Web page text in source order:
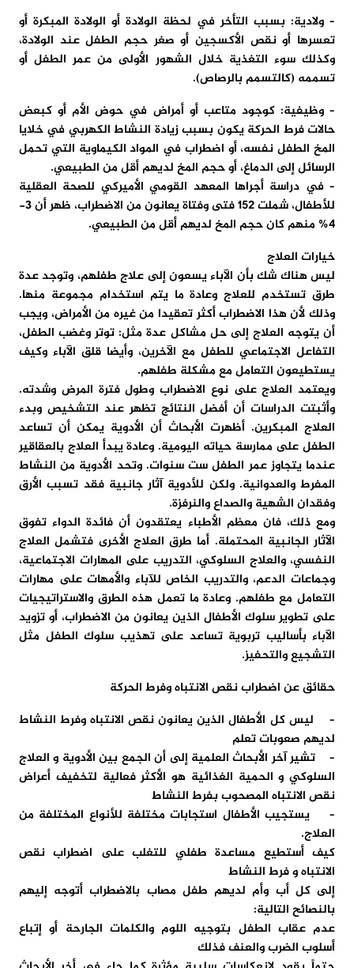
– ولادية: بسبب التأخر في لحظة الولادة أو الولادة المبكرة أو
تعسرها أو نقص الأكسجين أو صغر حجم الطفل عند الولادة،
وكذلك سوء التغذية خلال الشهور الأولى من عمر الطفل أو
تسممه (كالتسمم بالرصاص).
– وظيفية: كوجود متاعب أو أمراض في حوض الأم أو كبعض
حالات فرط الحركة يكون بسبب زيادة النشاط الكهربي في خلايا
المخ الطفل نفسه، أو اضطراب في المواد الكيماوية التي تحمل
الرسائل إلى الدماغ، أو حجم المخ لديهم أقل من الطبيعي.
– في دراسة أجراها المعهد القومي الأميركي للصحة العقلية
للأطفال، شملت 152 فتى وفتاة يعانون من الاضطراب، ظهر أن 3-
4% منهم كان حجم المخ لديهم أقل من الطبيعي.
خيارات العلاج
ليس هناك شك بأن الآباء يسعون إلى علاج طفلهم، وتوجد عدة
طرق تستخدم للعلاج وعادة ما يتم استخدام مجموعة منها.
وذلك لأن هذا الاضطراب أكثر تعقيدا من غيره من الأمراض، ويجب
أن يتوجه العلاج إلى حل مشاكل عدة مثل: توتر وغضب الطفل،
التفاعل الاجتماعي للطفل مع الآخرين، وأيضا قلق الآباء وكيف
يستطيعون التعامل مع مشكلة طفلهم.
ويعتمد العلاج على نوع الاضطراب وطول فترة المرض وشدته.
وأثبتت الدراسات أن أفضل النتائج تظهر عند التشخيص وبدء
العلاج المبكرين. أظهرت الأبحاث أن الأدوية يمكن أن تساعد
الطفل على ممارسة حياته اليومية. وعادة يبدأ العلاج بالعقاقير
عندما يتجاوز عمر الطفل ست سنوات. وتحد الأدوية من النشاط
المفرط والعدوانية. ولكن للأدوية آثار جانبية فقد تسبب الأرق
وفقدان الشهية والصداع والنرفزة.
ومع ذلك، فان معظم الأطباء يعتقدون أن فائدة الدواء تفوق
الآثار الجانبية المحتملة. أما طرق العلاج الأخرى فتشمل العلاج
النفسي، والعلاج السلوكي، التدريب على المهارات الاجتماعية،
وجماعات الدعم، والتدريب الخاص للآباء والأمهات على مهارات
التعامل مع طفلهم. وعادة ما تعمل هذه الطرق والاستراتيجيات
على تطوير سلوك الأطفال الذين يعانون من الاضطراب، أو تزويد
الآباء بأساليب تربوية تساعد على تهذيب سلوك الطفل مثل
التشجيع والتحفيز.
حقائق عن اضطراب نقص الانتباه وفرط الحركة
– ليس كل الأطفال الذين يعانون نقص الانتباه وفرط النشاط
لديهم صعوبات تعلم
– تشير آخر الأبحاث العلمية إلى أن الجمع بين الأدوية و العلاج
السلوكي و الحمية الغذائية هو الأكثر فعالية لتخفيف أعراض
نقص الانتباه المصحوب بفرط النشاط
– يستجيب الأطفال استجابات مختلفة للأنواع المختلفة من
العلاج.
كيف أستطيع مساعدة طفلي للتغلب على اضطراب نقص
الانتباه و فرط النشاط
إلى كل أب وأم لديهم طفل مصاب بالاضطراب أتوجه إليهم
بالنصائح التالية:
عدم عقاب الطفل بتوجيه اللوم والكلمات الجارحة أو إتباع
أسلوب الضرب والعنف فذلك